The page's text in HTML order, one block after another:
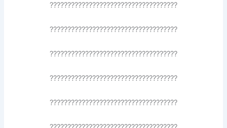
????????????????????????????????????
????????????????????????????????????
????????????????????????????????????
????????????????????????????????????
????????????????????????????????????